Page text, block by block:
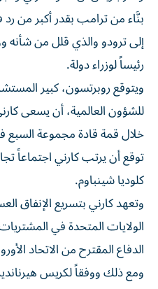
بنَّاء من ترامب بقدر أكبر من
إلى ترودو والذي قلل من
رئيساً لوزراء دولة.
ويتوقع روبرتسون، كبير
للشؤون العالمية، أن يسعى
خلال قمة قادة مجموعة السبع
توقع أن يرتب كارني اجتماعاً
كلوديا شينباوم.
وتعهد كارني بتسريع الإنفاق
الولايات المتحدة في
الدفاع المقترح من الاتحاد الأوروبي بقيمة
ومع ذلك ووفقاً لكريس